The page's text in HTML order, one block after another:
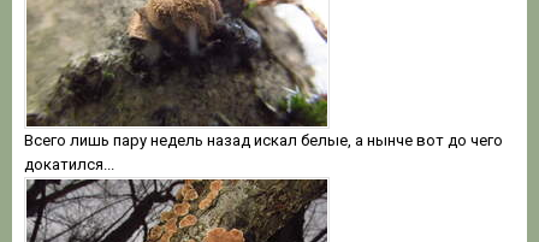
Всего лишь пару недель назад искал белые, а нынче вот до чего
докатился...